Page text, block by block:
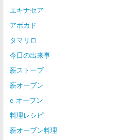
エキナセア
アボカド
タマリロ
今日の出来事
薪ストーブ
薪オーブン
e-オーブン
料理レシピ
薪オーブン料理